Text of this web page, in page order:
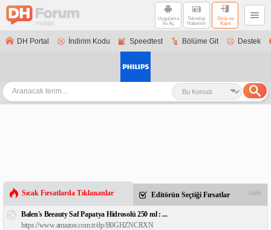
Uygulama
ile Aç
Teknoloji
Haberleri
Giriş ve
Kayıt
DH Portal İndirim Kodu Speedtest Bölüme Git Destek
Sıcak Fırsatlarda Tıklananlar Editörün Seçtiği Fırsatlar Gizle
Balen's Beeauty Saf Papatya Hidrosolü 250 ml : ...
https://www.amazon.com.tr/dp/B0GHZNCRXN